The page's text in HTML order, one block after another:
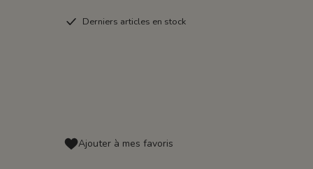
Derniers articles en stock
Ajouter à mes favoris